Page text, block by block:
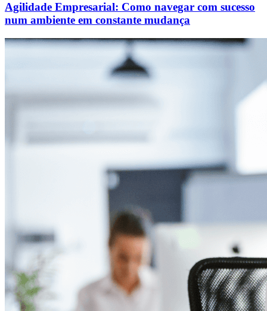
Agilidade Empresarial: Como navegar com sucesso
num ambiente em constante mudança